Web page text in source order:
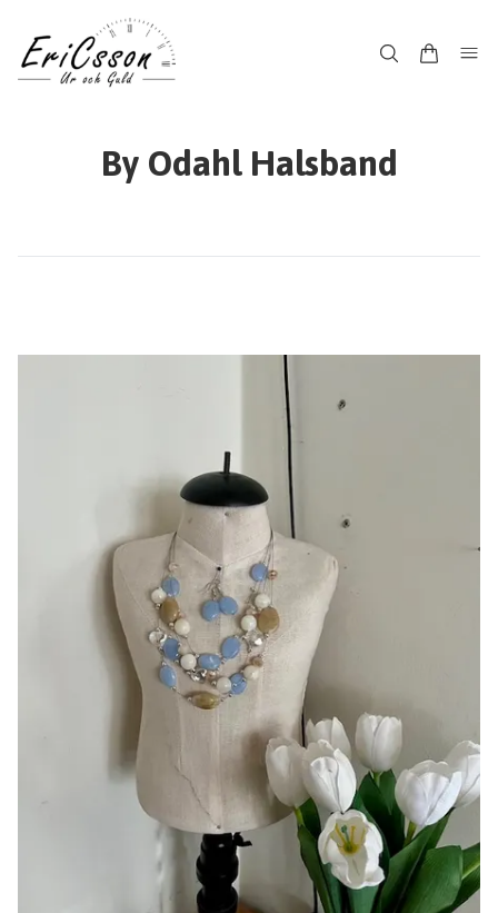
By Odahl Halsband